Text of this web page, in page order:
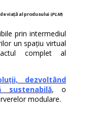
viață al produsului (PLM)
prin intermediul
un spațiu virtual
complet al
dezvoltând
sustenabilă, o
modulare.